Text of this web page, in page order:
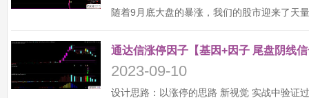
通达信涨停因子【基因+因子 尾盘阴线
2023-09-10